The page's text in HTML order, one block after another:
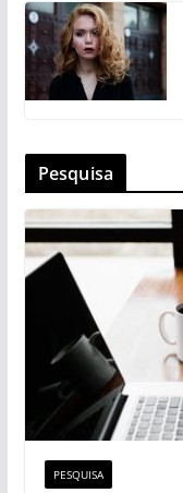
Pesquisa
PESQUISA